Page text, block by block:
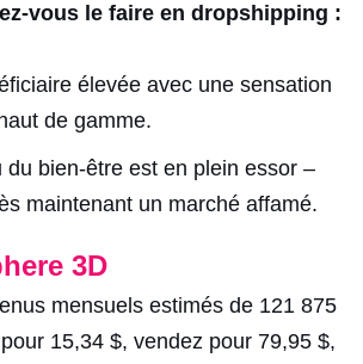
vous le faire en dropshipping :
élevée avec une sensation
de gamme.
du bien-être est en plein essor –
maintenant un marché affamé.
3D
mensuels estimés de 121 875
15,34 $, vendez pour 79,95 $,